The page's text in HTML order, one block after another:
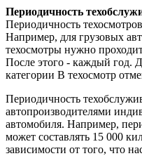
Периодичность
Периодичность
Например, для грузовых
техосмотры нужно
После этого - каждый год.
категории B техосмотр
Периодичность
автопроизводителями
автомобиля. Например,
может составлять 15 000
зависимости от того, что